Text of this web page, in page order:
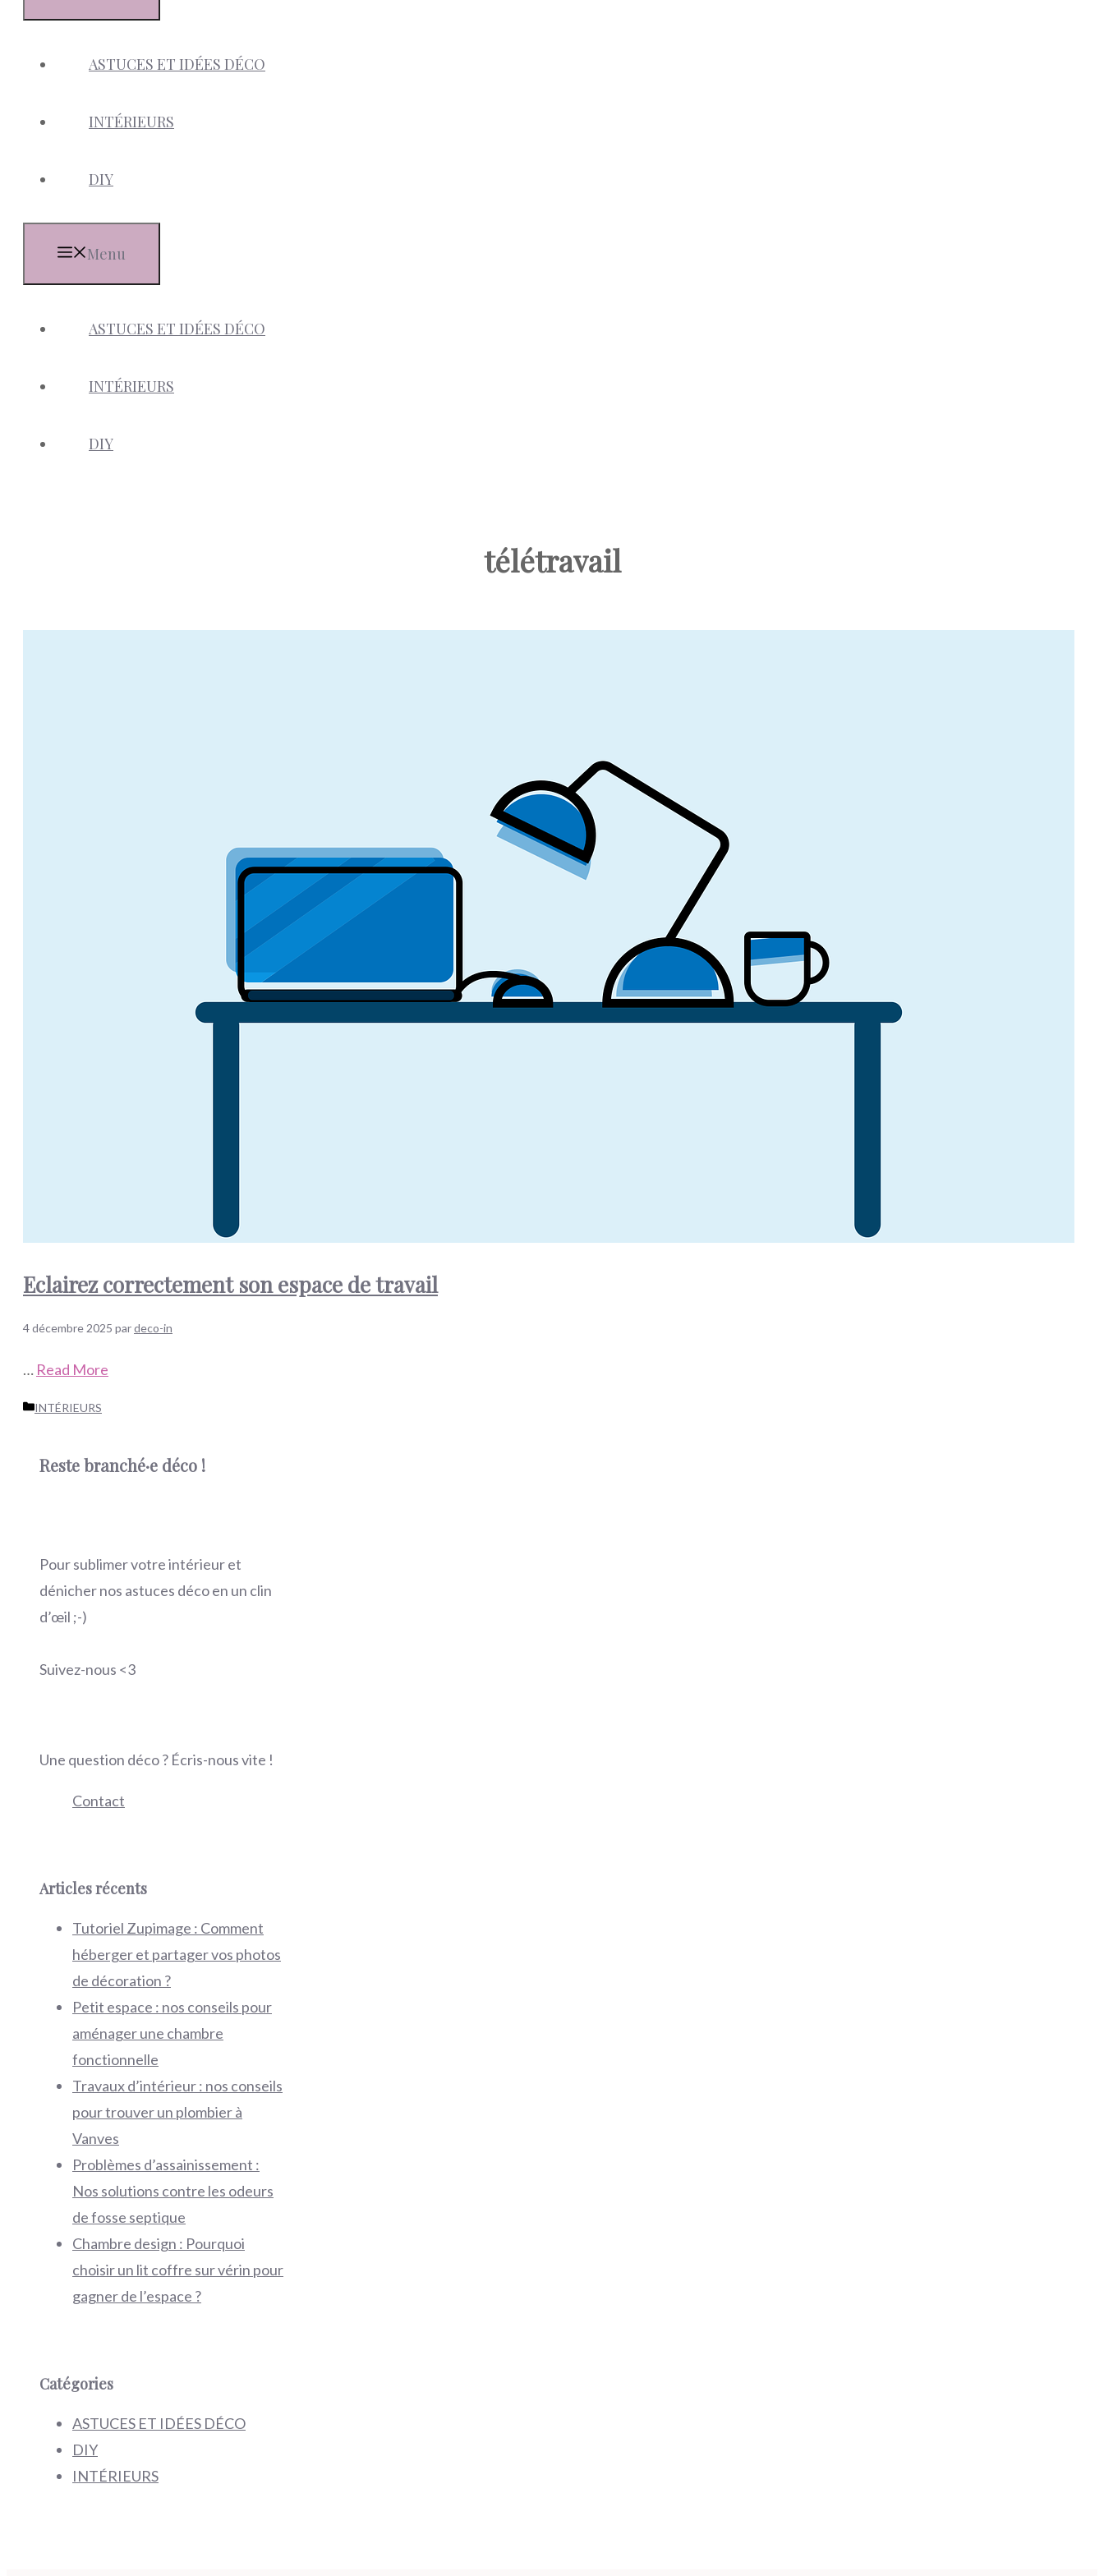
ASTUCES ET IDÉES DÉCO
INTÉRIEURS
DIY
Menu
ASTUCES ET IDÉES DÉCO
INTÉRIEURS
DIY
télétravail
Eclairez correctement son espace de travail
4 décembre 2025 pardeco-in
… Read More
Catégories
INTÉRIEURS
Reste branché·e déco !
Pour sublimer votre intérieur et
dénicher nos astuces déco en un clin
d’œil ;-)
Suivez-nous <3
Une question déco ? Écris-nous vite !
Contact
Articles récents
Tutoriel Zupimage : Comment
héberger et partager vos photos
de décoration ?
Petit espace : nos conseils pour
aménager une chambre
fonctionnelle
Travaux d’intérieur : nos conseils
pour trouver un plombier à
Vanves
Problèmes d’assainissement :
Nos solutions contre les odeurs
de fosse septique
Chambre design : Pourquoi
choisir un lit coffre sur vérin pour
gagner de l’espace ?
Catégories
ASTUCES ET IDÉES DÉCO
DIY
INTÉRIEURS